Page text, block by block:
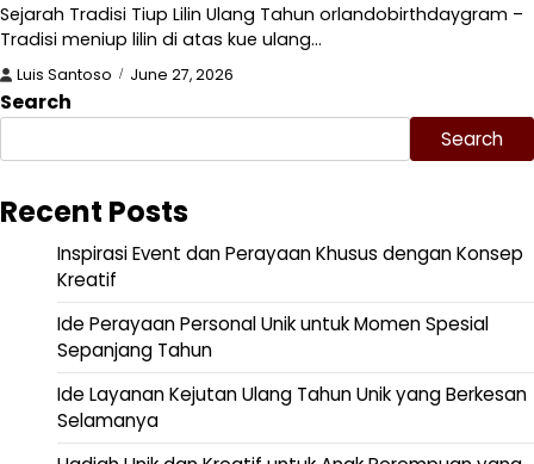
Sejarah Tradisi Tiup Lilin Ulang Tahun orlandobirthdaygram –
Tradisi meniup lilin di atas kue ulang…
Luis Santoso June 27, 2026
Search
Search
Recent Posts
Inspirasi Event dan Perayaan Khusus dengan Konsep
Kreatif
Ide Perayaan Personal Unik untuk Momen Spesial
Sepanjang Tahun
Ide Layanan Kejutan Ulang Tahun Unik yang Berkesan
Selamanya